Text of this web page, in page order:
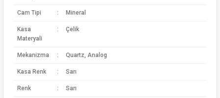
Cam Tipi : Mineral
Kasa
Materyali
: Çelik
Mekanizma : Quartz, Analog
Kasa Renk : Sarı
Renk : Sarı